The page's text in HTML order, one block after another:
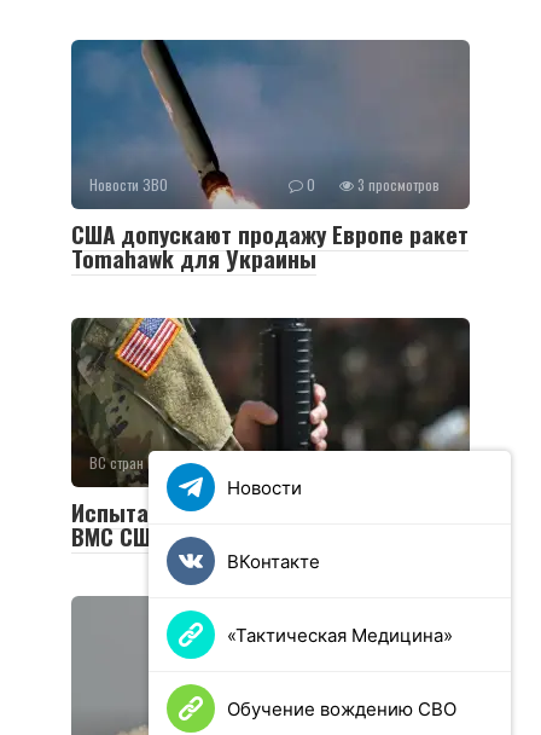
Новости ЗВО 0 3 просмотров
США допускают продажу Европе ракет
Tomahawk для Украины
ВС стран НАТО
Испытания морских беспилотников
ВМС США столкнулись с трудностями
Новости
ВКонтакте
«Тактическая Медицина»
Обучение вождению СВО